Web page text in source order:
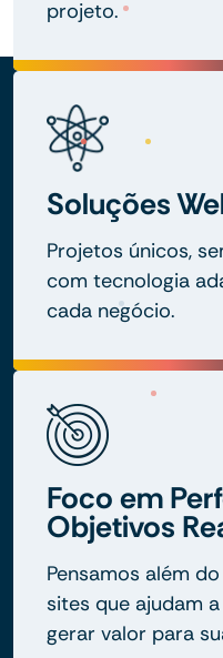
projeto.
Soluções
Projetos únicos,
com tecnologia
cada negócio.
Foco em
Objetivos
Pensamos além
sites que ajudam
gerar valor para